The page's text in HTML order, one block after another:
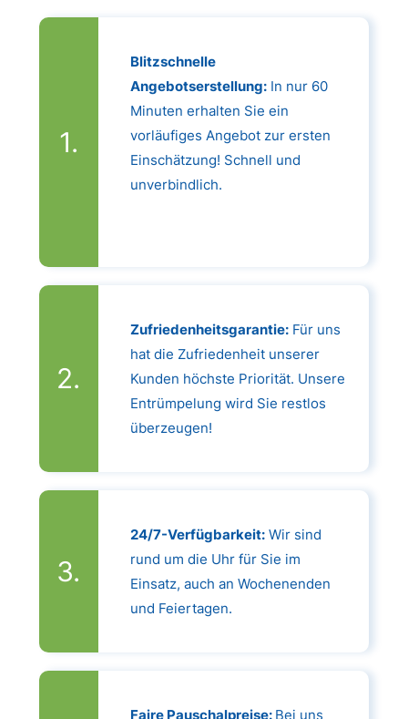
Blitzschnelle
Angebotserstellung:In nur 60
Minuten erhalten Sie ein
vorläufiges Angebot zur ersten
Einschätzung! Schnell und
unverbindlich.
Zufriedenheitsgarantie:Für uns
hat die Zufriedenheit unserer
Kunden höchste Priorität. Unsere
Entrümpelung wird Sie restlos
überzeugen!
24/7-Verfügbarkeit:Wir sind
rund um die Uhr für Sie im
Einsatz, auch an Wochenenden
und Feiertagen.
Faire Pauschalpreise: Bei uns